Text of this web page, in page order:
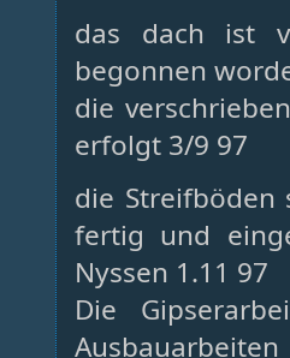
das dach ist
begonnen
die
erfolgt 3/9 97
die Streifböden
fertig und
Nyssen 1.11 97
Die